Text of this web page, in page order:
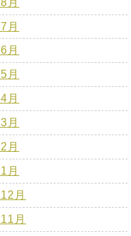
月
月
月
月
月
月
月
月
月